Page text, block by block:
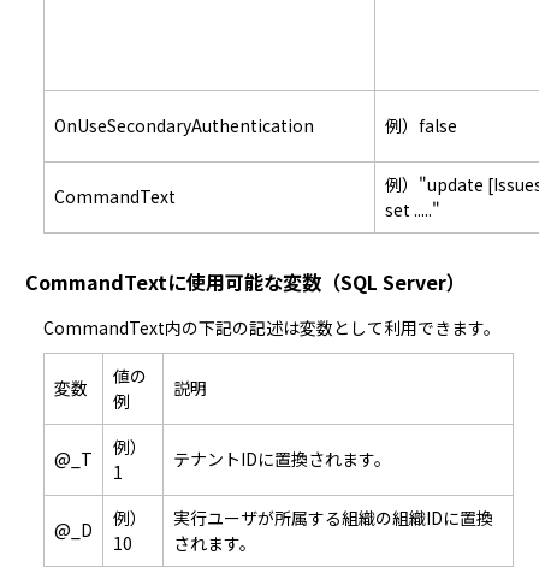
OnUseSecondaryAuthentication 例）false
CommandText
例）"update
set ....."
CommandTextに使用可能な変数（SQL Server）
CommandText内の下記の記述は変数として利用できます。
変数
値の
例
説明
@_T
例）
1
テナントIDに置換されます。
@_D
例）
10
実行ユーザが所属する組織の組織IDに置換
されます。